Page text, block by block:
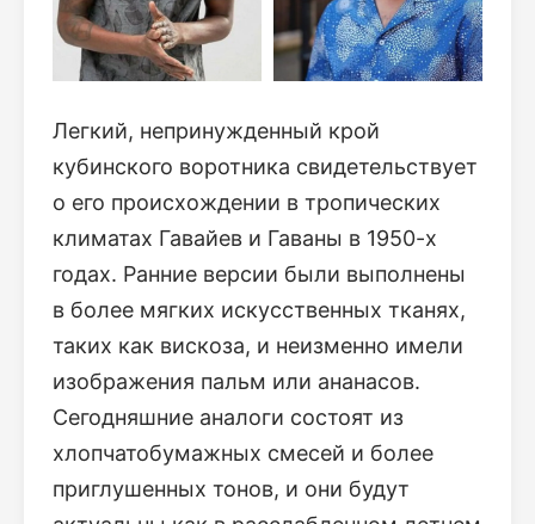
Легкий, непринужденный крой
кубинского воротника свидетельствует
о его происхождении в тропических
климатах Гавайев и Гаваны в 1950-х
годах. Ранние версии были выполнены
в более мягких искусственных тканях,
таких как вискоза, и неизменно имели
изображения пальм или ананасов.
Сегодняшние аналоги состоят из
хлопчатобумажных смесей и более
приглушенных тонов, и они будут